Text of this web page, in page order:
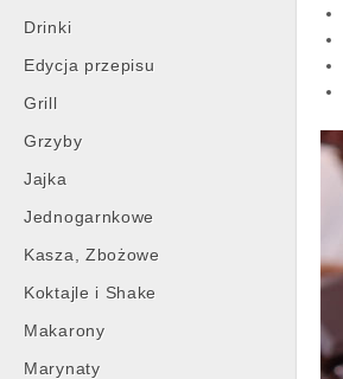
Drinki
Edycja przepisu
Grill
Grzyby
Jajka
Jednogarnkowe
Kasza, Zbożowe
Koktajle i Shake
Makarony
Marynaty